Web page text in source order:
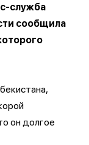
служба
сообщила
он долгое